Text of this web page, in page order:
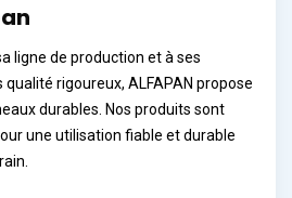
ligne de production et à ses
qualité rigoureux, ALFAPAN propose
durables. Nos produits sont
une utilisation fiable et durable